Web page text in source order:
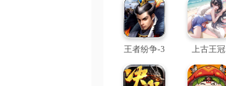
王者纷争-3 上古王冠